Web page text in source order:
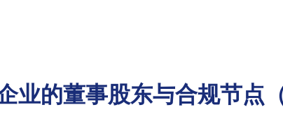
业的董事股东与合规节点